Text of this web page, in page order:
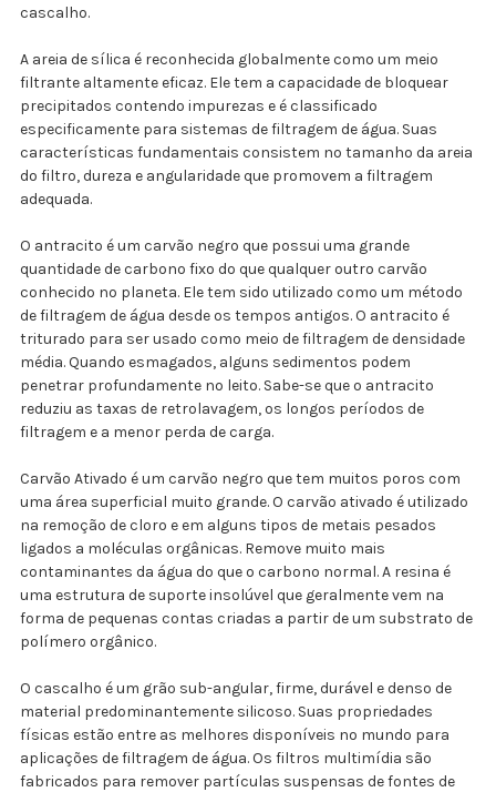
cascalho.
A areia de sílica é reconhecida globalmente como um meio
filtrante altamente eficaz. Ele tem a capacidade de bloquear
precipitados contendo impurezas e é classificado
especificamente para sistemas de filtragem de água. Suas
características fundamentais consistem no tamanho da areia
do filtro, dureza e angularidade que promovem a filtragem
adequada.
O antracito é um carvão negro que possui uma grande
quantidade de carbono fixo do que qualquer outro carvão
conhecido no planeta. Ele tem sido utilizado como um método
de filtragem de água desde os tempos antigos. O antracito é
triturado para ser usado como meio de filtragem de densidade
média. Quando esmagados, alguns sedimentos podem
penetrar profundamente no leito. Sabe-se que o antracito
reduziu as taxas de retrolavagem, os longos períodos de
filtragem e a menor perda de carga.
Carvão Ativado é um carvão negro que tem muitos poros com
uma área superficial muito grande. O carvão ativado é utilizado
na remoção de cloro e em alguns tipos de metais pesados ​​
ligados a moléculas orgânicas. Remove muito mais
contaminantes da água do que o carbono normal. A resina é
uma estrutura de suporte insolúvel que geralmente vem na
forma de pequenas contas criadas a partir de um substrato de
polímero orgânico.
O cascalho é um grão sub-angular, firme, durável e denso de
material predominantemente silicoso. Suas propriedades
físicas estão entre as melhores disponíveis no mundo para
aplicações de filtragem de água. Os filtros multimídia são
fabricados para remover partículas suspensas de fontes de